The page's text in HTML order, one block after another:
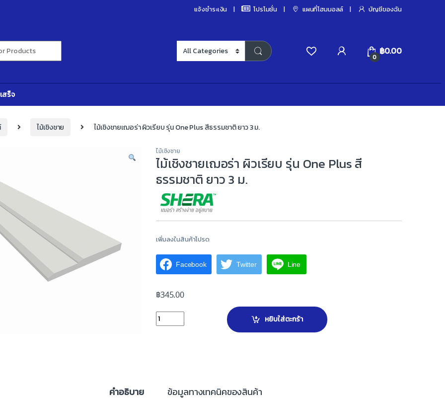
แจ้งชำระเงิน โปรโมชั่น แผนที่โฮมมอลล์ บัญชีของฉัน
0
฿0.00
สร็จ
ไม้เชิงชาย ไม้เชิงชายเฌอร่า ผิวเรียบ รุ่น One Plus สีธรรมชาติ ยาว 3 ม.
ไม้เชิงชาย
ไม้เชิงชายเฌอร่า ผิวเรียบ รุ่น One Plus สี
ธรรมชาติ ยาว 3 ม.
เพิ่มลงในสินค้าโปรด
Facebook Twitter Line
฿345.00
ไม้เชิงชายเฌอร่า ผิวเรียบ รุ่น One Plus สีธรรมชาติ ยาว 3 ม. quantity
หยิบใส่ตะกร้า
คำอธิบาย ข้อมูลทางเทคนิคของสินค้า